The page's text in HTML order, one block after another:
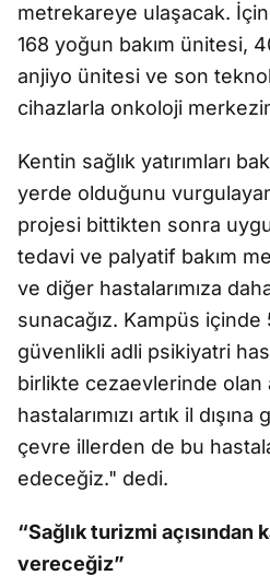
metrekareye ulaşacak.
168 yoğun bakım ünitesi,
anjiyo ünitesi ve son
cihazlarla onkoloji
Kentin sağlık yatırımları
yerde olduğunu
projesi bittikten sonra
tedavi ve palyatif bakım
ve diğer hastalarımıza
sunacağız. Kampüs içinde
güvenlikli adli psikiyatri
birlikte cezaevlerinde olan
hastalarımızı artık il
çevre illerden de bu
edeceğiz." dedi.
“Sağlık turizmi açısından
vereceğiz”